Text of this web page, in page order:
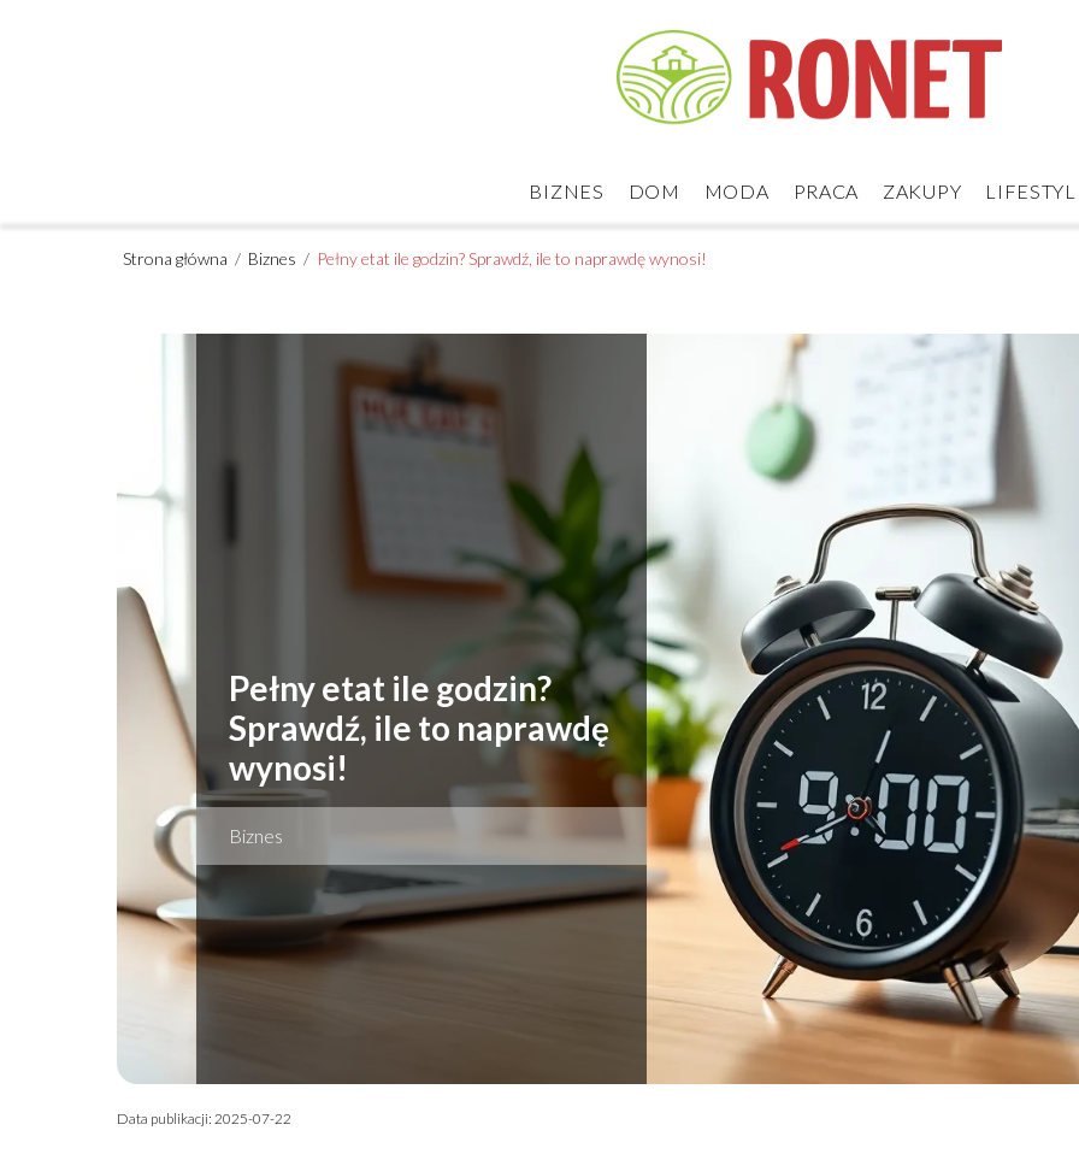
BIZNES DOM MODA PRACA ZAKUPY
Strona główna / Biznes / Pełny etat ile godzin? Sprawdź, ile to naprawdę wynosi!
Pełny etat ile godzin?
Sprawdź, ile to naprawdę
wynosi!
Biznes
Data publikacji: 2025-07-22